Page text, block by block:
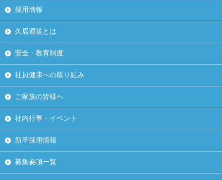
採用情報
久居運送とは
安全・教育制度
社員健康への取り組み
ご家族の皆様へ
社内行事・イベント
新卒採用情報
募集要項一覧